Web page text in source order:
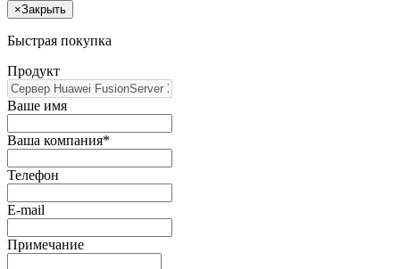
×Закрыть
Быстрая покупка
Продукт
Ваше имя
Ваша компания*
Телефон
E-mail
Примечание